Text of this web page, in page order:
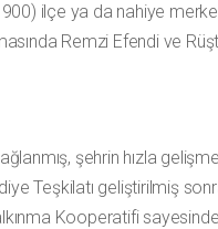
ilçe ya da nahiye
Remzi Efendi ve
şehrin hızla
Teşkilatı geliştirilmiş
Kooperatifi